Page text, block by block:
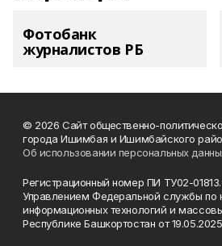
Фотобанк
журналистов РБ
© 2026 Сайт общественно-
города Ишимбая и Ишимбайского
Об использовании персональных
Регистрационный номер ПИ ТУ02-
Управлением Федеральной службы по
информационных технологий и
Республике Башкортостан от